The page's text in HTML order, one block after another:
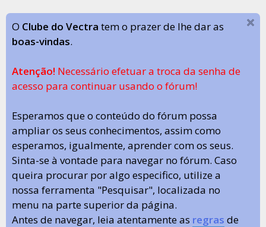
O Clube do Vectra tem o prazer de lhe dar as
boas-vindas.
Atenção! Necessário efetuar a troca da senha de
acesso para continuar usando o fórum!
Esperamos que o conteúdo do fórum possa
ampliar os seus conhecimentos, assim como
esperamos, igualmente, aprender com os seus.
Sinta-se à vontade para navegar no fórum. Caso
queira procurar por algo especifico, utilize a
nossa ferramenta "Pesquisar", localizada no
menu na parte superior da página.
Antes de navegar, leia atentamente as regras de